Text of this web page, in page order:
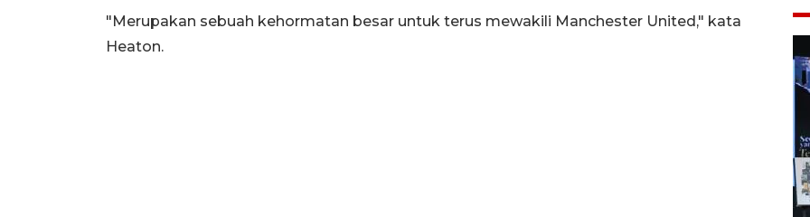
"Merupakan sebuah kehormatan besar untuk terus mewakili Manchester United," kata
Heaton.